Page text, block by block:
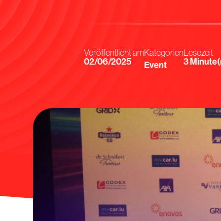
Veröffentlicht am
02/06/2025
Kategorien
Event
Lesezeit